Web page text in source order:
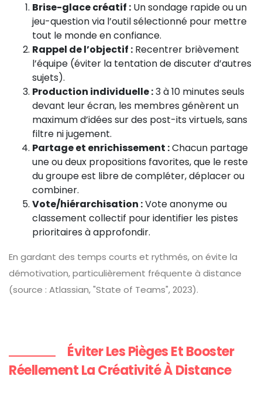
Brise-glace créatif : Un sondage rapide ou un
jeu-question via l’outil sélectionné pour mettre
tout le monde en confiance.
Rappel de l’objectif : Recentrer brièvement
l’équipe (éviter la tentation de discuter d’autres
sujets).
Production individuelle :3 à 10 minutes seuls
devant leur écran, les membres génèrent un
maximum d’idées sur des post-its virtuels, sans
filtre ni jugement.
Partage et enrichissement :Chacun partage
une ou deux propositions favorites, que le reste
du groupe est libre de compléter, déplacer ou
combiner.
Vote/hiérarchisation :Vote anonyme ou
classement collectif pour identifier les pistes
prioritaires à approfondir.
En gardant des temps courts et rythmés, on évite la
démotivation, particulièrement fréquente à distance
(source : Atlassian, "State of Teams", 2023).
Éviter Les Pièges Et Booster
Réellement La Créativité À Distance